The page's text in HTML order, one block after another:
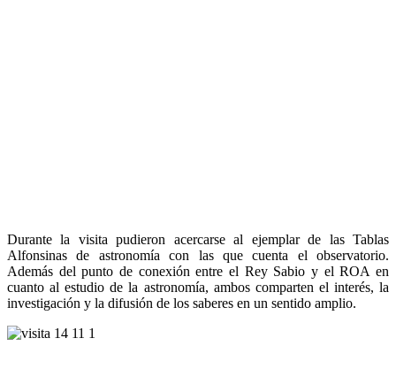
Durante la visita pudieron acercarse al ejemplar de las Tablas
Alfonsinas de astronomía con las que cuenta el observatorio.
Además del punto de conexión entre el Rey Sabio y el ROA en
cuanto al estudio de la astronomía, ambos comparten el interés, la
investigación y la difusión de los saberes en un sentido amplio.